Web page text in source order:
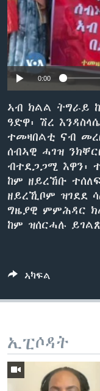
ቂሔ ጽልሚ
ቋንቋታትNo
0:00
ኣብ ክልል ትግራይ
ዓድዋ፡ ሽረ
ተመዛበልቲ ናብ
ሰብኣዊ ሓገዝ
ብተደጋጋሚ እዋን፡
ከም ዘይረኸቡ
ዘይረኺቦም ዝገደደ
ግዜያዊ ምምሕዳር
ከም ዝሰርሓሉ
ኣካፍል
ኢፒሶዳት